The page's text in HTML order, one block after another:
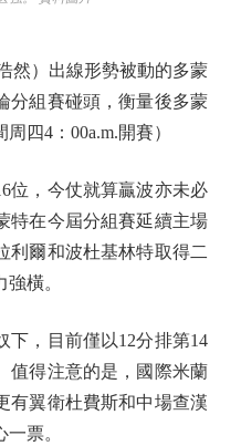
）出線形勢被動的多蒙
分組賽碰頭，衡量後多蒙
四4：00a.m.開賽）
，今仗就算贏波亦未必
特在今屆分組賽延續主場
利爾和波杜基林特取得二
橫。
，目前僅以12分排第14
值得注意的是，國際米蘭
有翼衛杜費斯和中場查漢
票。